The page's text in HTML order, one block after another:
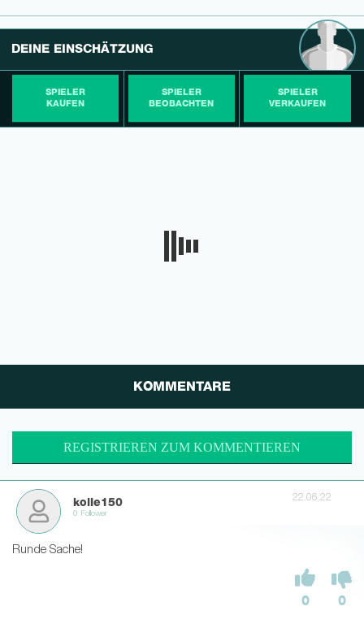
DEINE EINSCHÄTZUNG
SPIELER
KAUFEN
SPIELER
BEOBACHTEN
SPIELER
VERKAUFEN
KOMMENTARE
REGISTRIEREN ZUM KOMMENTIEREN
kolle150
0 Follower
22.06.22
Runde Sache!
0 0